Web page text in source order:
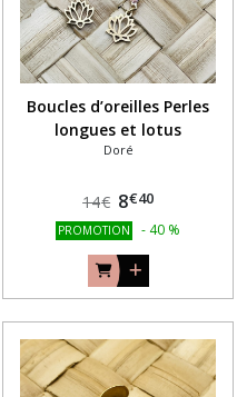
Boucles d’oreilles Perles
longues et lotus
Doré
14€ 8€40
PROMOTION - 40 %